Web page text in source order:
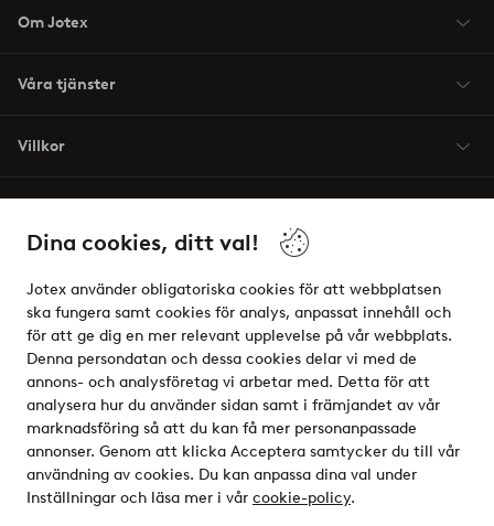
Dina cookies, ditt val!
Jotex använder obligatoriska cookies för att webbplatsen
ska fungera samt cookies för analys, anpassat innehåll och
för att ge dig en mer relevant upplevelse på vår webbplats.
Denna persondatan och dessa cookies delar vi med de
annons- och analysföretag vi arbetar med. Detta för att
analysera hur du använder sidan samt i främjandet av vår
marknadsföring så att du kan få mer personanpassade
annonser. Genom att klicka Acceptera samtycker du till vår
användning av cookies. Du kan anpassa dina val under
Inställningar och läsa mer i vår cookie-policy.
Om Jotex
Våra tjänster
Villkor
Säkra betalningar - Betala direkt eller dela upp
Vill du veta mer om våra betalalternativ?
elpy